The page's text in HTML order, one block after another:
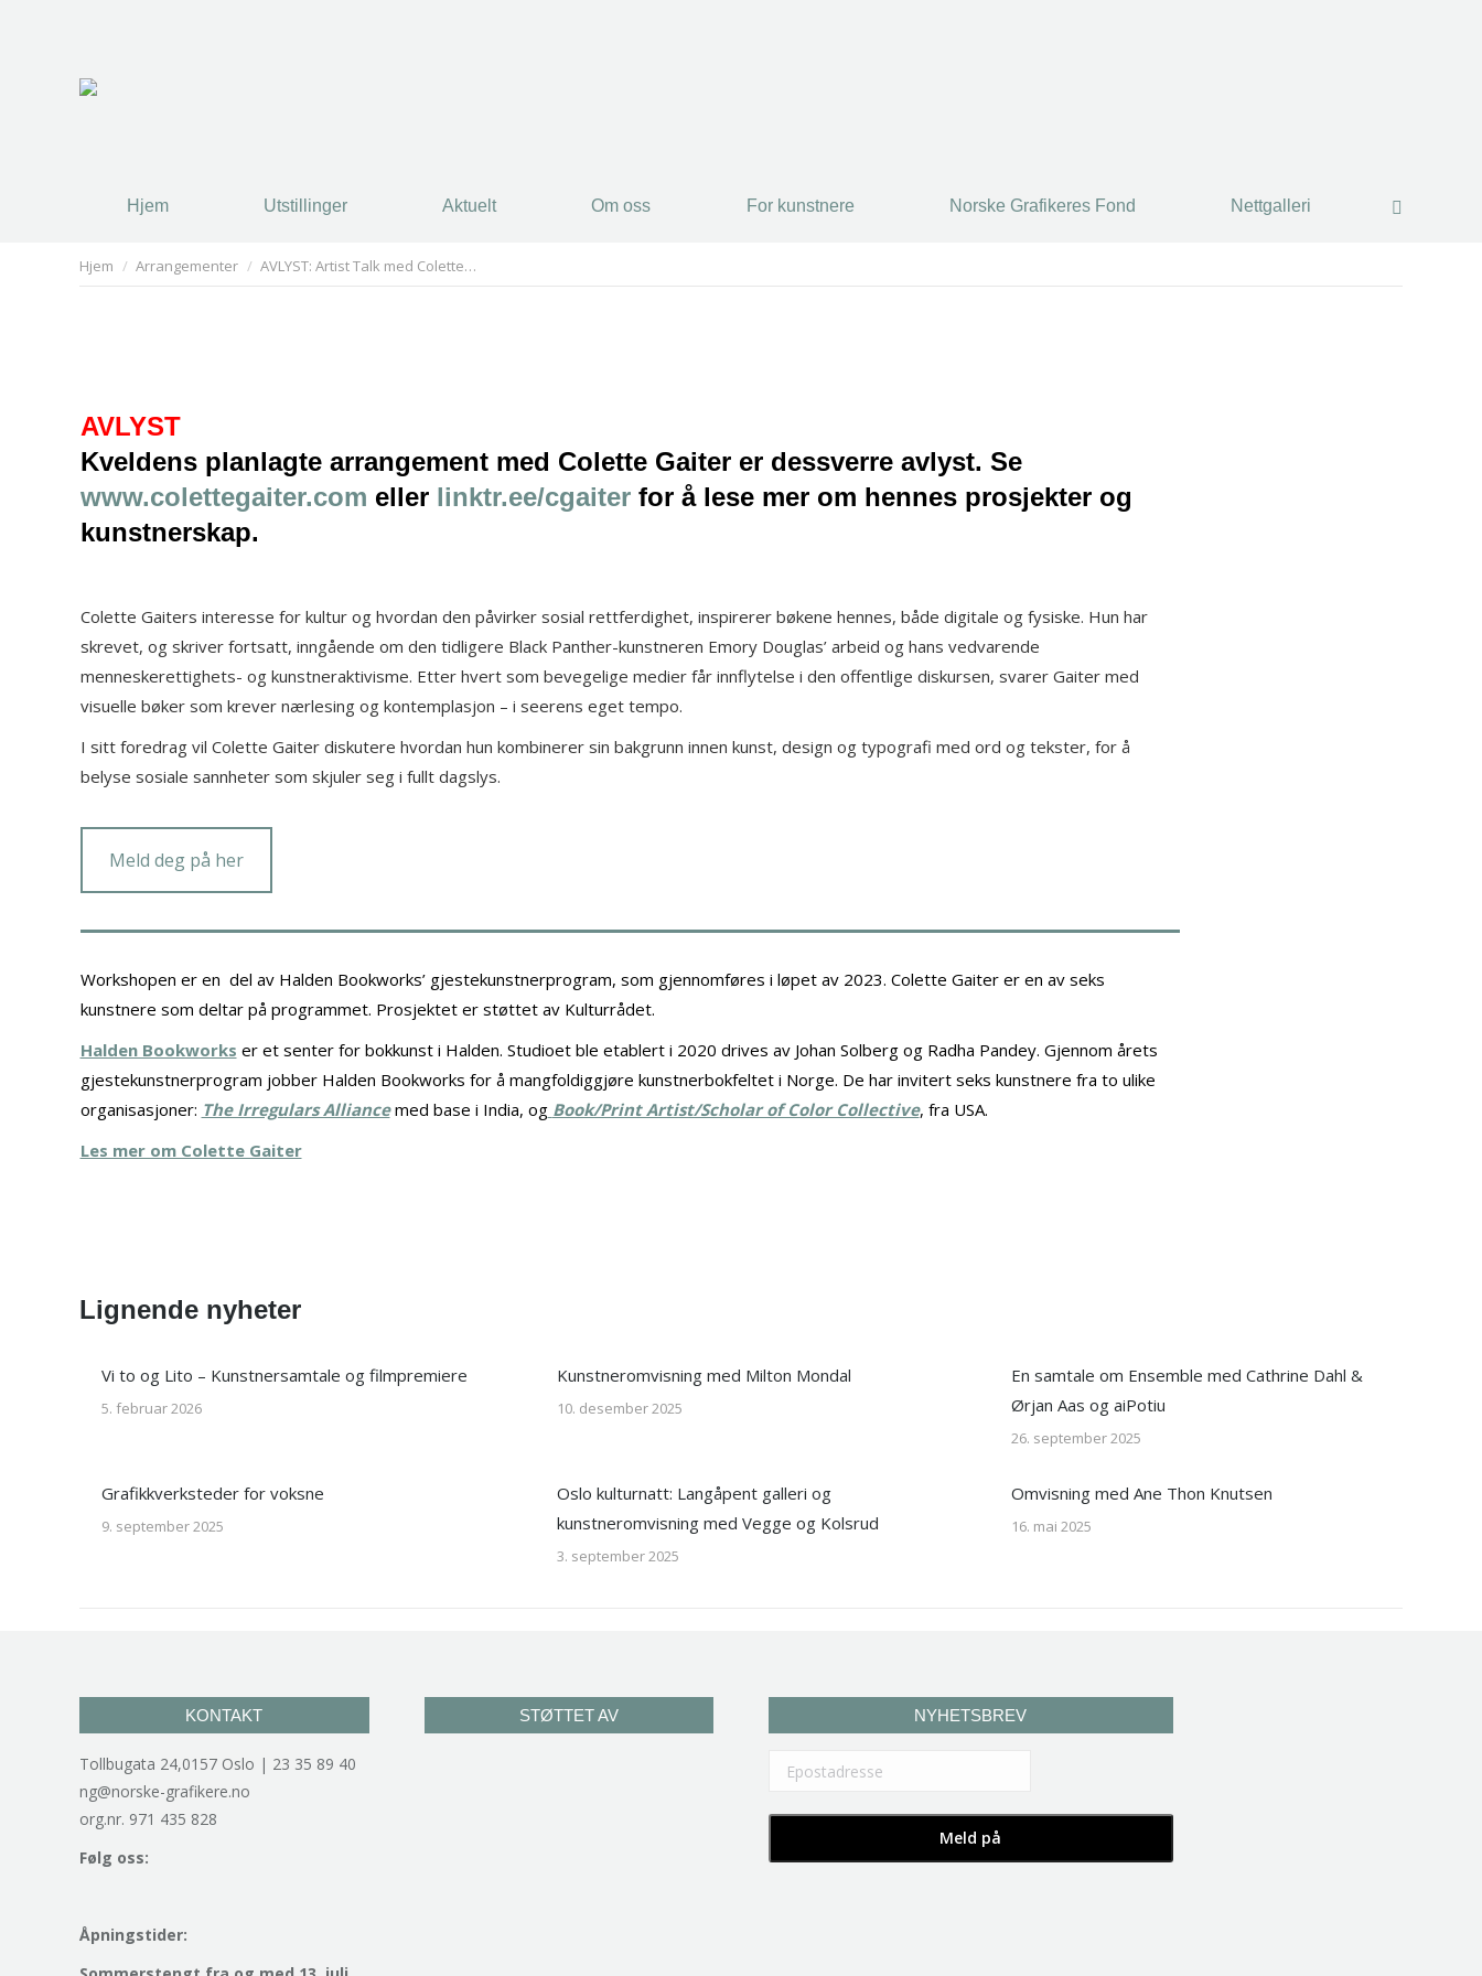
Hjem Utstillinger Aktuelt Om oss For kunstnere Norske Grafikeres Fond Nettgalleri Search:
You are here:
Hjem Arrangementer AVLYST: Artist Talk med Colette…
AVLYST
Kveldens planlagte arrangement med Colette Gaiter er dessverre avlyst. Se
www.colettegaiter.com eller linktr.ee/cgaiterfor å lese mer om hennes prosjekter og
kunstnerskap.
Colette Gaiters interesse for kultur og hvordan den påvirker sosial rettferdighet, inspirerer bøkene hennes, både digitale og fysiske. Hun har
skrevet, og skriver fortsatt, inngående om den tidligere Black Panther-kunstneren Emory Douglas’ arbeid og hans vedvarende
menneskerettighets- og kunstneraktivisme. Etter hvert som bevegelige medier får innflytelse i den offentlige diskursen, svarer Gaiter med
visuelle bøker som krever nærlesing og kontemplasjon – i seerens eget tempo.
I sitt foredrag vil Colette Gaiter diskutere hvordan hun kombinerer sin bakgrunn innen kunst, design og typografi med ord og tekster, for å
belyse sosiale sannheter som skjuler seg i fullt dagslys.
Meld deg på her
Workshopen er en del av Halden Bookworks’ gjestekunstnerprogram, som gjennomføres i løpet av 2023. Colette Gaiter er en av seks
kunstnere som deltar på programmet. Prosjektet er støttet av Kulturrådet.
Halden Bookworks er et senter for bokkunst i Halden. Studioet ble etablert i 2020 drives av Johan Solberg og Radha Pandey. Gjennom årets
gjestekunstnerprogram jobber Halden Bookworks for å mangfoldiggjøre kunstnerbokfeltet i Norge. De har invitert seks kunstnere fra to ulike
organisasjoner: The Irregulars Alliancemed base i India, og Book/Print Artist/Scholar of Color Collective, fra USA.
Les mer om Colette Gaiter
Lignende nyheter
Vi to og Lito – Kunstnersamtale og filmpremiere
5. februar 2026
Kunstneromvisning med Milton Mondal
10. desember 2025
En samtale om Ensemble med Cathrine Dahl &
Ørjan Aas og aiPotiu
26. september 2025
Grafikkverksteder for voksne
9. september 2025
Oslo kulturnatt: Langåpent galleri og
kunstneromvisning med Vegge og Kolsrud
3. september 2025
Omvisning med Ane Thon Knutsen
16. mai 2025
KONTAKT
Tollbugata 24,0157 Oslo | 23 35 89 40
ng@norske-grafikere.no
org.nr. 971 435 828
Følg oss:
Åpningstider:
STØTTET AV NYHETSBREV